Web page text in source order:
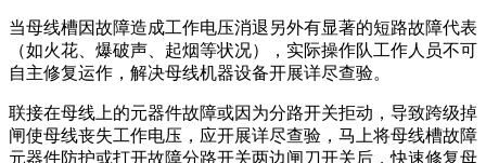
当母线槽因故障造成工作电压消退另外有显著的短路故障代表
（如火花、爆破声、起烟等状况），实际操作队工作人员不可
自主修复运作，解决母线机器设备开展详尽查验。
联接在母线上的元器件故障或因为分路开关拒动，导致跨级掉
闸使母线丧失工作电压，应开展详尽查验，马上将母线槽故障
元器件防护或打开故障分路开关两边闸刀开关后，快速修复母